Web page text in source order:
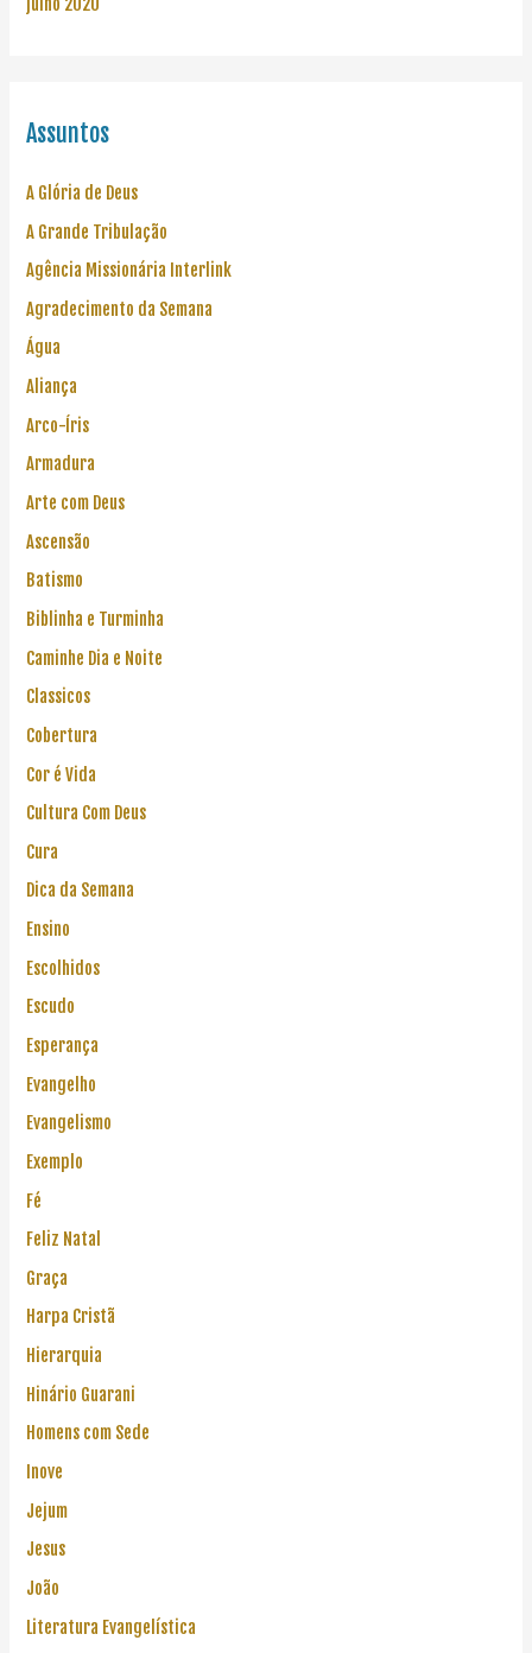
Assuntos
A Glória de Deus
A Grande Tribulação
Agência Missionária Interlink
Agradecimento da Semana
Água
Aliança
Arco-Íris
Armadura
Arte com Deus
Ascensão
Batismo
Biblinha e Turminha
Caminhe Dia e Noite
Classicos
Cobertura
Cor é Vida
Cultura Com Deus
Cura
Dica da Semana
Ensino
Escolhidos
Escudo
Esperança
Evangelho
Evangelismo
Exemplo
Fé
Feliz Natal
Graça
Harpa Cristã
Hierarquia
Hinário Guarani
Homens com Sede
Inove
Jejum
Jesus
João
Literatura Evangelística